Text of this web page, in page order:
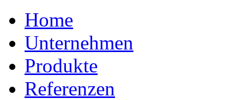
Home
Unternehmen
Produkte
Referenzen